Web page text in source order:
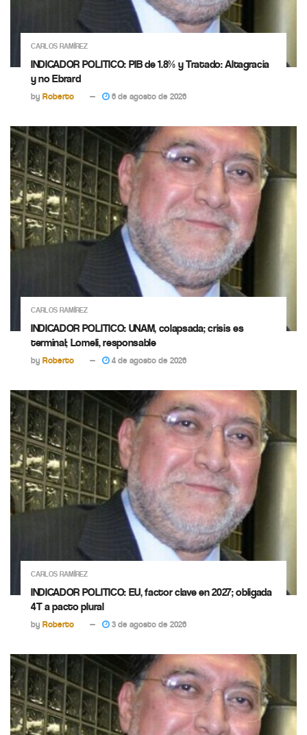
CARLOS RAMÍREZ
INDICADOR POLITICO: PIB de 1.8% y Tratado: Altagracia
y no Ebrard
by Roberto 6 de agosto de 2026
CARLOS RAMÍREZ
INDICADOR POLITICO: UNAM, colapsada; crisis es
terminal; Lomeli, responsable
by Roberto 4 de agosto de 2026
CARLOS RAMÍREZ
INDICADOR POLITICO: EU, factor clave en 2027; obligada
4T a pacto plural
by Roberto 3 de agosto de 2026